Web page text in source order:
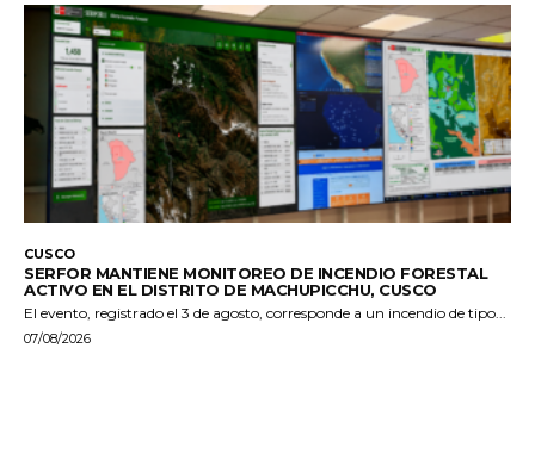
CUSCO
SERFOR MANTIENE MONITOREO DE INCENDIO FORESTAL
ACTIVO EN EL DISTRITO DE MACHUPICCHU, CUSCO
El evento, registrado el 3 de agosto, corresponde a un incendio de tipo...
07/08/2026